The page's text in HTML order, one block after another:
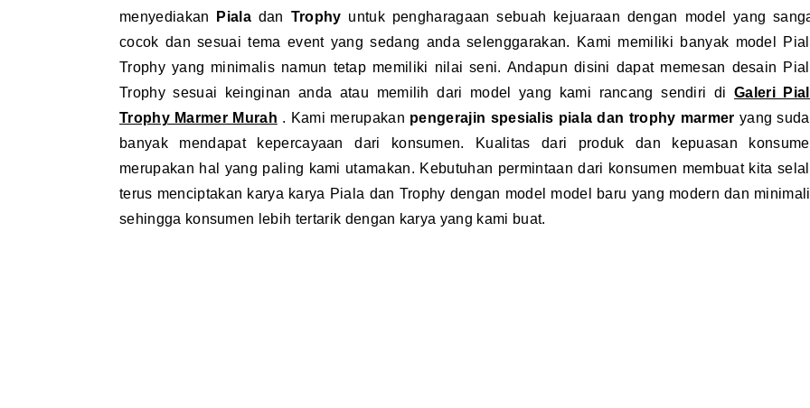
menyediakan
Piala dan Trophy untuk pengharagaan sebuah kejuaraan dengan model yang
cocok dan sesuai tema event yang sedang anda selenggarakan. Kami memiliki banyak model
Trophy yang minimalis namun tetap memiliki nilai seni. Andapun disini dapat memesan desain
Trophy sesuai keinginan anda atau memilih dari model yang kami rancang sendiri diGaleri
Trophy Marmer Murah . Kami merupakan pengerajin spesialis piala dan trophy marmer yang
banyak mendapat kepercayaan dari konsumen. Kualitas dari produk dan kepuasan
merupakan hal yang paling kami utamakan. Kebutuhan permintaan dari konsumen membuat kita
terus menciptakan karya karya Piala dan Trophy dengan model model baru yang modern dan
sehingga konsumen lebih tertarik dengan karya yang kami buat.